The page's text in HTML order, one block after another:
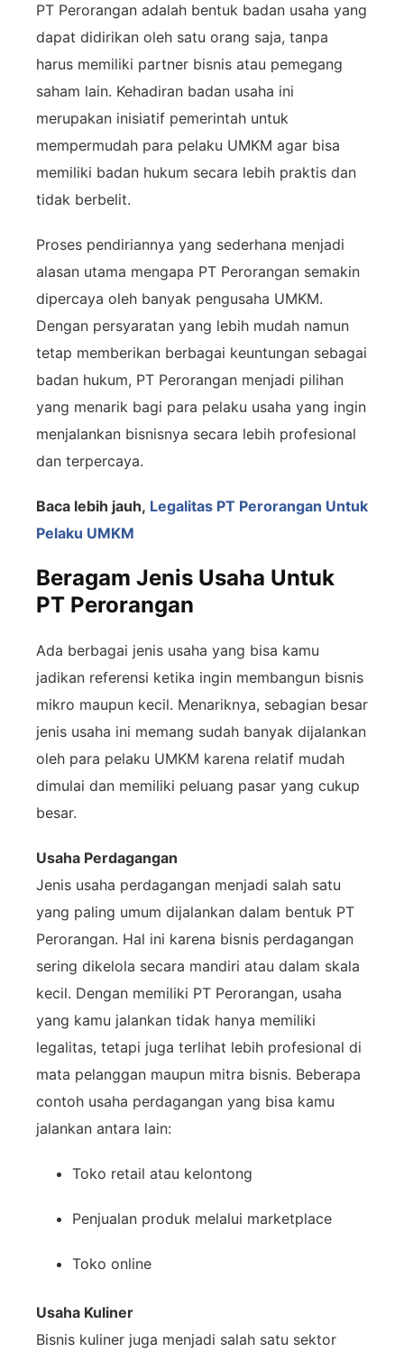
PT Perorangan adalah bentuk badan usaha yang
dapat didirikan oleh satu orang saja, tanpa
harus memiliki partner bisnis atau pemegang
saham lain. Kehadiran badan usaha ini
merupakan inisiatif pemerintah untuk
mempermudah para pelaku UMKM agar bisa
memiliki badan hukum secara lebih praktis dan
tidak berbelit.
Proses pendiriannya yang sederhana menjadi
alasan utama mengapa PT Perorangan semakin
dipercaya oleh banyak pengusaha UMKM.
Dengan persyaratan yang lebih mudah namun
tetap memberikan berbagai keuntungan sebagai
badan hukum, PT Perorangan menjadi pilihan
yang menarik bagi para pelaku usaha yang ingin
menjalankan bisnisnya secara lebih profesional
dan terpercaya.
Baca lebih jauh, Legalitas PT Perorangan Untuk
Pelaku UMKM
Beragam Jenis Usaha Untuk
PT Perorangan
Ada berbagai jenis usaha yang bisa kamu
jadikan referensi ketika ingin membangun bisnis
mikro maupun kecil. Menariknya, sebagian besar
jenis usaha ini memang sudah banyak dijalankan
oleh para pelaku UMKM karena relatif mudah
dimulai dan memiliki peluang pasar yang cukup
besar.
Usaha Perdagangan
Jenis usaha perdagangan menjadi salah satu
yang paling umum dijalankan dalam bentuk PT
Perorangan. Hal ini karena bisnis perdagangan
sering dikelola secara mandiri atau dalam skala
kecil. Dengan memiliki PT Perorangan, usaha
yang kamu jalankan tidak hanya memiliki
legalitas, tetapi juga terlihat lebih profesional di
mata pelanggan maupun mitra bisnis. Beberapa
contoh usaha perdagangan yang bisa kamu
jalankan antara lain:
Toko retail atau kelontong
Penjualan produk melalui marketplace
Toko online
Usaha Kuliner
Bisnis kuliner juga menjadi salah satu sektor